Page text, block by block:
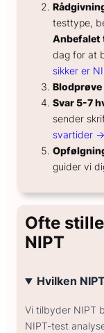
testtype,
Anbefalet
dag for at
sikker er
Blodprøve
Svar 5-7
sender
svartider →
guider vi
Ofte
NIPT
Hvilken
Vi tilbyder NIPT
NIPT-test